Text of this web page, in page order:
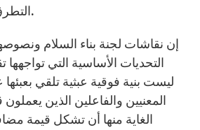
التطرق إليها في المستقبل.
إن نقاشات لجنة بناء السلام
التحديات الأساسية التي تواجهها
ليست بنية فوقية عبثية تلقي
المعنيين والفاعلين الذين
الغاية منها أن تشكل قيمة